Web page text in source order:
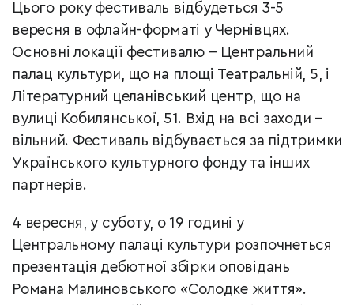
Цього року фестиваль відбудеться 3-5
вересня в офлайн-форматі у Чернівцях.
Основні локації фестивалю − Центральний
палац культури, що на площі Театральній, 5, і
Літературний целанівський центр, що на
вулиці Кобилянської, 51. Вхід на всі заходи –
вільний. Фестиваль відбувається за підтримки
Українського культурного фонду та інших
партнерів.
4 вересня, у суботу, о 19 годині у
Центральному палаці культури розпочнеться
презентація дебютної збірки оповідань
Романа Малиновського «Солодке життя».